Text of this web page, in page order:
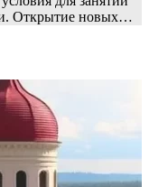
Открытие новых…